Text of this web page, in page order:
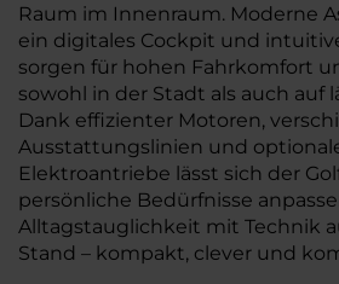
Raum im Innenraum. Moderne
ein digitales Cockpit und
sorgen für hohen Fahrkomfort
sowohl in der Stadt als auch auf
Dank effizienter Motoren,
Ausstattungslinien und
Elektroantriebe lässt sich der
persönliche Bedürfnisse
Alltagstauglichkeit mit Technik
Stand – kompakt, clever und